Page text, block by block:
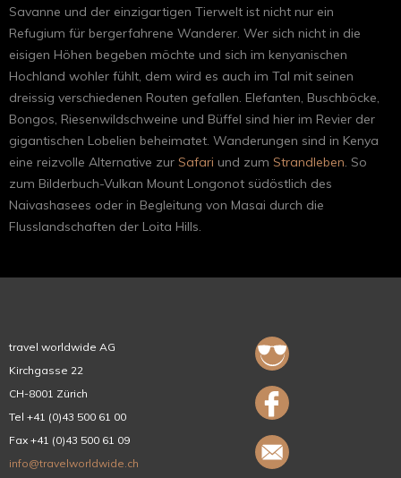
Savanne und der einzigartigen Tierwelt ist nicht nur ein
Refugium für bergerfahrene Wanderer. Wer sich nicht in die
eisigen Höhen begeben möchte und sich im kenyanischen
Hochland wohler fühlt, dem wird es auch im Tal mit seinen
dreissig verschiedenen Routen gefallen. Elefanten, Buschböcke,
Bongos, Riesenwildschweine und Büffel sind hier im Revier der
gigantischen Lobelien beheimatet. Wanderungen sind in Kenya
eine reizvolle Alternative zur Safari und zum Strandleben. So
zum Bilderbuch-Vulkan Mount Longonot südöstlich des
Naivashasees oder in Begleitung von Masai durch die
Flusslandschaften der Loita Hills.
travel worldwide AG
Kirchgasse 22
CH-8001 Zürich
Tel +41 (0)43 500 61 00
Fax +41 (0)43 500 61 09
info@travelworldwide.ch